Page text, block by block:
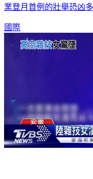
業登月首例的壯舉恐凶
國際